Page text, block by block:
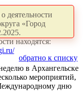
деятельности
«Город
находятся:
обратно к списку
в Архангельске
мероприятий,
дню